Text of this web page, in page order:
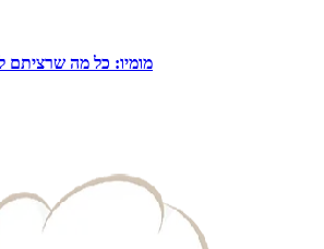
מומיו: כל מה שרציתם